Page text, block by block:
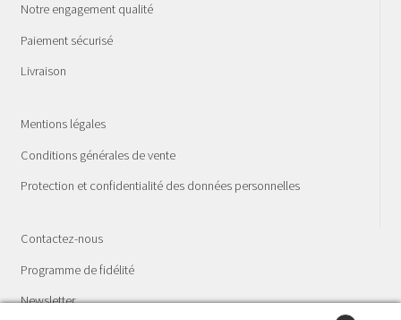
Notre engagement qualité
Paiement sécurisé
Livraison
Mentions légales
Conditions générales de vente
Protection et confidentialité des données personnelles
Contactez-nous
Programme de fidélité
Newsletter